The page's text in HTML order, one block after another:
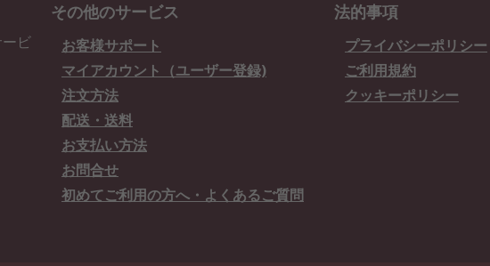
ビ
その他のサービス
お客様サポート
マイアカウント（ユーザー登録)
注文方法
配送・送料
お支払い方法
お問合せ
初めてご利用の方へ・よくあるご質問
法的事項
プライバシーポリシー
ご利用規約
クッキーポリシー